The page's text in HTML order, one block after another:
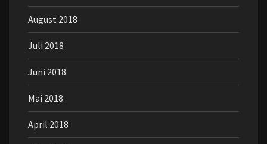
August 2018
Juli 2018
Juni 2018
Mai 2018
April 2018